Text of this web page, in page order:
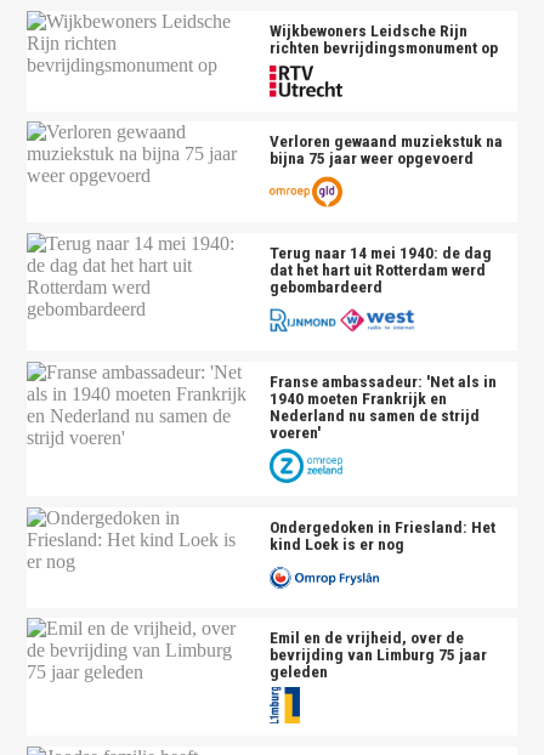
Wijkbewoners Leidsche Rijn
richten bevrijdingsmonument op
Verloren gewaand muziekstuk na
bijna 75 jaar weer opgevoerd
Terug naar 14 mei 1940: de dag
dat het hart uit Rotterdam werd
gebombardeerd
Franse ambassadeur: 'Net als in
1940 moeten Frankrijk en
Nederland nu samen de strijd
voeren'
Ondergedoken in Friesland: Het
kind Loek is er nog
Emil en de vrijheid, over de
bevrijding van Limburg 75 jaar
geleden